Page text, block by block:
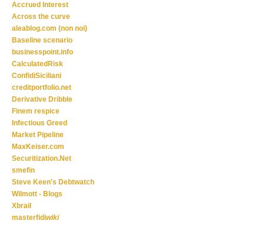
Accrued Interest
Across the curve
aleablog.com (non noi)
Baseline scenario
businesspoint.info
CalculatedRisk
ConfidiSiciliani
creditportfolio.net
Derivative Dribble
Finem respice
Infectious Greed
Market Pipeline
MaxKeiser.com
Securitization.Net
smefin
Steve Keen's Debtwatch
Wilmott - Blogs
Xbrail
masterfidiwiki